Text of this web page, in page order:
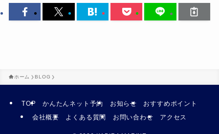
ホーム BLOG
TOP かんたんネット予約 お知らせ
おすすめポイント
会社概要
よくある質問 お問い合わせ アクセス